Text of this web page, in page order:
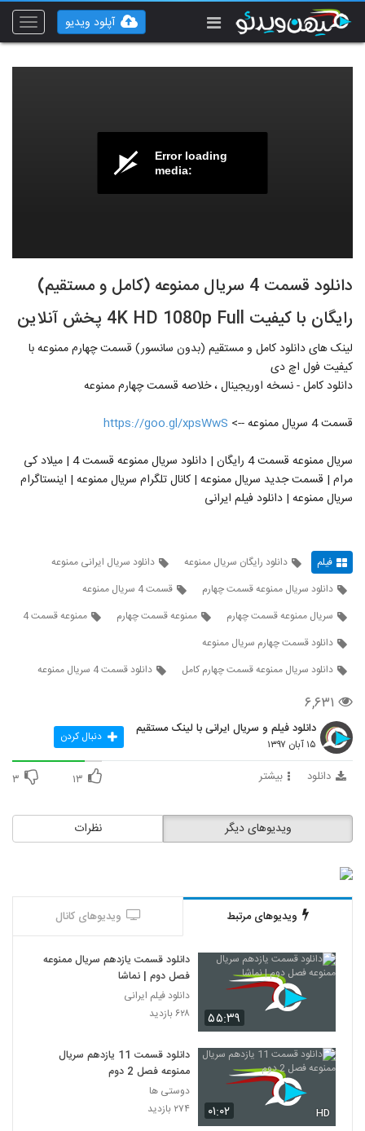
Toggle
آپلود ویدیو
Error loading
media:
دانلود قسمت 4 سریال ممنوعه (کامل و مستقیم)
رایگان با کیفیت 4K HD 1080p Full پخش آنلاین
لینک های دانلود کامل و مستقیم (بدون سانسور) قسمت چهارم ممنوعه با
کیفیت فول اچ دی
دانلود کامل - نسخه اوریجینال ، خلاصه قسمت چهارم ممنوعه
قسمت 4 سریال ممنوعه -->
https://goo.gl/xpsWwS
سریال ممنوعه قسمت 4 رایگان | دانلود سریال ممنوعه قسمت 4 | میلاد کی
مرام | قسمت جدید سریال ممنوعه | کانال تلگرام سریال ممنوعه | اینستاگرام
سریال ممنوعه | دانلود فیلم ایرانی
فیلم دانلود رایگان سریال ممنوعه
دانلود سریال ایرانی ممنوعه
دانلود سریال ممنوعه قسمت چهارم
قسمت 4 سریال ممنوعه
سریال ممنوعه قسمت چهارم
ممنوعه قسمت چهارم
ممنوعه قسمت 4
دانلود قسمت چهارم سریال ممنوعه
دانلود سریال ممنوعه قسمت چهارم کامل
دانلود قسمت 4 سریال ممنوعه
۶,۶۳۱
دانلود فیلم و سریال ایرانی با لینک مستقیم
۱۵ آبان ۱۳۹۷ دنبال کردن
دانلود بیشتر ۱۳ ۳
نظرات ویدیوهای دیگر
ویدیوهای مرتبط ویدیوهای کانال
۵۵:۳۹
دانلود قسمت یازدهم سریال ممنوعه
فصل دوم | نماشا
دانلود فیلم ایرانی
۶۲۸ بازدید
۰۱:۰۲ HD
دانلود قسمت 11 یازدهم سریال
ممنوعه فصل 2 دوم
دوستی ها
۲۷۴ بازدید